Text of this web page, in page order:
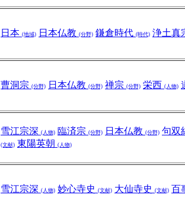
日本 (地域) 日本仏教 (分野) 鎌倉時代 (時代) 浄土真
曹洞宗 (分野) 日本仏教 (分野) 禅宗 (分野) 栄西 (人物)
雪江宗深 (人物) 臨済宗 (分野) 日本仏教 (分野) 句双
(文献) 東陽英朝 (人物)
雪江宗深 (人物) 妙心寺史 (文献) 大仙寺史 (文献) 百